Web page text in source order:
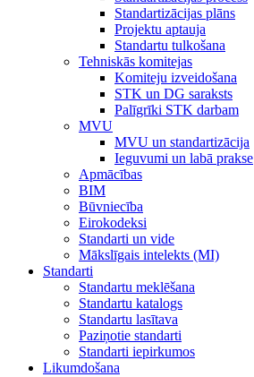
Standartizācijas plāns
Projektu aptauja
Standartu tulkošana
Tehniskās komitejas
Komiteju izveidošana
STK un DG saraksts
Palīgrīki STK darbam
MVU
MVU un standartizācija
Ieguvumi un labā prakse
Apmācības
BIM
Būvniecība
Eirokodeksi
Standarti un vide
Mākslīgais intelekts (MI)
Standarti
Standartu meklēšana
Standartu katalogs
Standartu lasītava
Paziņotie standarti
Standarti iepirkumos
Likumdošana